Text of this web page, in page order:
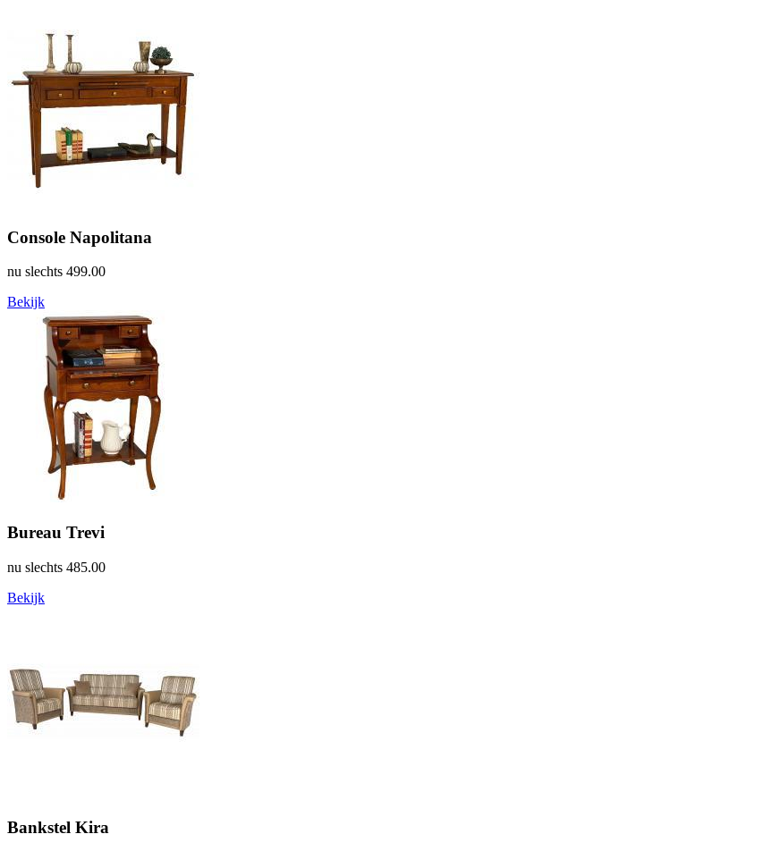
Console Napolitana
nu slechts 499.00
Bekijk
Bureau Trevi
nu slechts 485.00
Bekijk
Bankstel Kira